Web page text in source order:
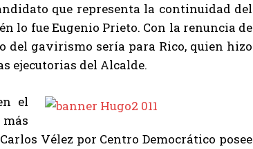
que representa la continuidad del
lo fue Eugenio Prieto. Con la renuncia de
del gavirismo sería para Rico, quien hizo
ejecutorias del Alcalde.
el
Vélez por Centro Democrático posee